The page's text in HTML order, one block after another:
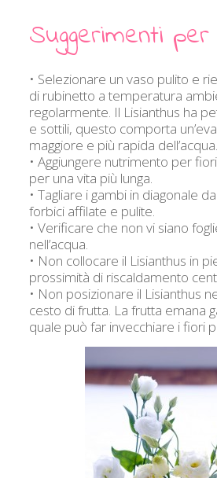
Suggerimenti
• Selezionare un vaso pulito e
di rubinetto a temperatura
regolarmente. Il Lisianthus ha
e sottili, questo comporta
maggiore e più rapida dell’acqua.
• Aggiungere nutrimento per
per una vita più lunga.
• Tagliare i gambi in diagonale
forbici affilate e pulite.
• Verificare che non vi siano
nell’acqua.
• Non collocare il Lisianthus in
prossimità di riscaldamento
• Non posizionare il Lisianthus
cesto di frutta. La frutta emana
quale può far invecchiare i fiori